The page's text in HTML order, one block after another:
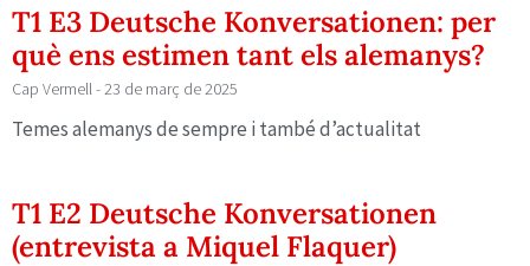
T1 E3 Deutsche Konversationen: per
què ens estimen tant els alemanys?
Cap Vermell 23 de març de 2025
Temes alemanys de sempre i també d’actualitat
T1 E2 Deutsche Konversationen
(entrevista a Miquel Flaquer)